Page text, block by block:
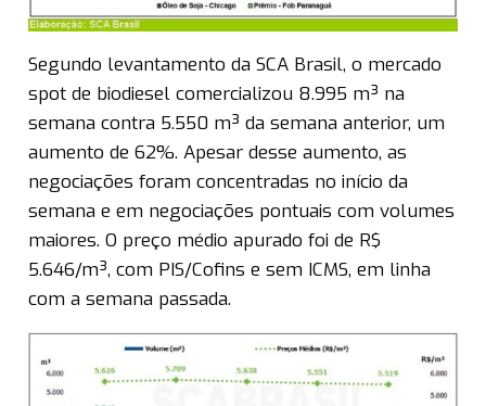
Segundo levantamento da SCA Brasil, o mercado
spot de biodiesel comercializou 8.995 m³ na
semana contra 5.550 m³ da semana anterior, um
aumento de 62%. Apesar desse aumento, as
negociações foram concentradas no início da
semana e em negociações pontuais com volumes
maiores. O preço médio apurado foi de R$
5.646/m³, com PIS/Cofins e sem ICMS, em linha
com a semana passada.